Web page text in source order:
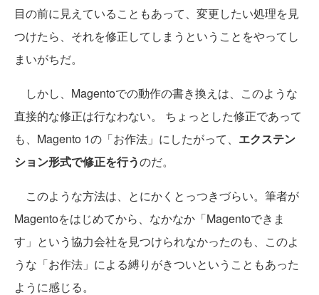
目の前に見えていることもあって、変更したい処理を見
つけたら、それを修正してしまうということをやってし
まいがちだ。
しかし、Magentoでの動作の書き換えは、このような
直接的な修正は行なわない。 ちょっとした修正であって
も、Magento 1の「お作法」にしたがって、 エクステン
ション形式で修正を行うのだ。
このような方法は、とにかくとっつきづらい。筆者が
Magentoをはじめてから、なかなか「Magentoできま
す」という協力会社を見つけられなかったのも、このよ
うな「お作法」による縛りがきついということもあった
ように感じる。